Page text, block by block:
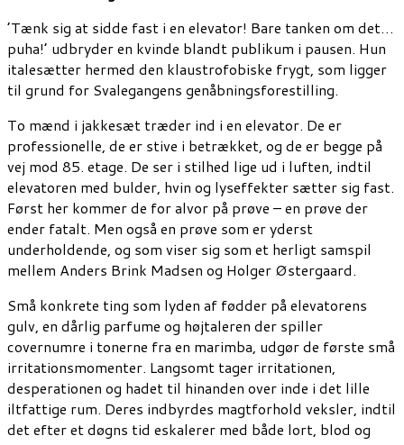
’Tænk sig at sidde fast i en elevator! Bare tanken om det…
puha!’ udbryder en kvinde blandt publikum i pausen. Hun
italesætter hermed den klaustrofobiske frygt, som ligger
til grund for Svalegangens genåbningsforestilling.
To mænd i jakkesæt træder ind i en elevator. De er
professionelle, de er stive i betrækket, og de er begge på
vej mod 85. etage. De ser i stilhed lige ud i luften, indtil
elevatoren med bulder, hvin og lyseffekter sætter sig fast.
Først her kommer de for alvor på prøve – en prøve der
ender fatalt. Men også en prøve som er yderst
underholdende, og som viser sig som et herligt samspil
mellem Anders Brink Madsen og Holger Østergaard.
Små konkrete ting som lyden af fødder på elevatorens
gulv, en dårlig parfume og højtaleren der spiller
covernumre i tonerne fra en marimba, udgør de første små
irritationsmomenter. Langsomt tager irritationen,
desperationen og hadet til hinanden over inde i det lille
iltfattige rum. Deres indbyrdes magtforhold veksler, indtil
det efter et døgns tid eskalerer med både lort, blod og